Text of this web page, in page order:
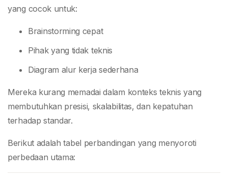
yang cocok untuk:
Brainstorming cepat
Pihak yang tidak teknis
Diagram alur kerja sederhana
Mereka kurang memadai dalam konteks teknis yang
membutuhkan presisi, skalabilitas, dan kepatuhan
terhadap standar.
Berikut adalah tabel perbandingan yang menyoroti
perbedaan utama: